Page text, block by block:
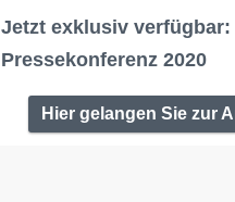
Jetzt exklusiv verfügbar:
Pressekonferenz 2020
Hier gelangen Sie zur